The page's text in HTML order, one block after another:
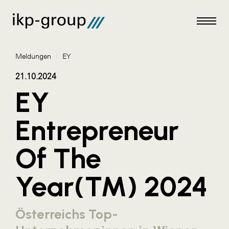
Meldungen
AKTUELLES
ACO
ALEX Krems
Amazon Web Services
Meldungen / EY
21.10.2024
EY
Entrepreneur
Of The
Year(TM) 2024
Österreichs Top-